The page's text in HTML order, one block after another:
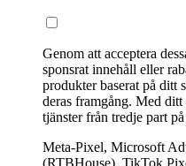
Genom att acceptera
sponsrat innehåll eller
produkter baserat på ditt
deras framgång. Med
tjänster från tredje part
Meta-Pixel, Microsoft
(RTBHouse), TikTok